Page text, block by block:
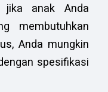
jika anak Anda
membutuhkan
Anda mungkin
spesifikasi